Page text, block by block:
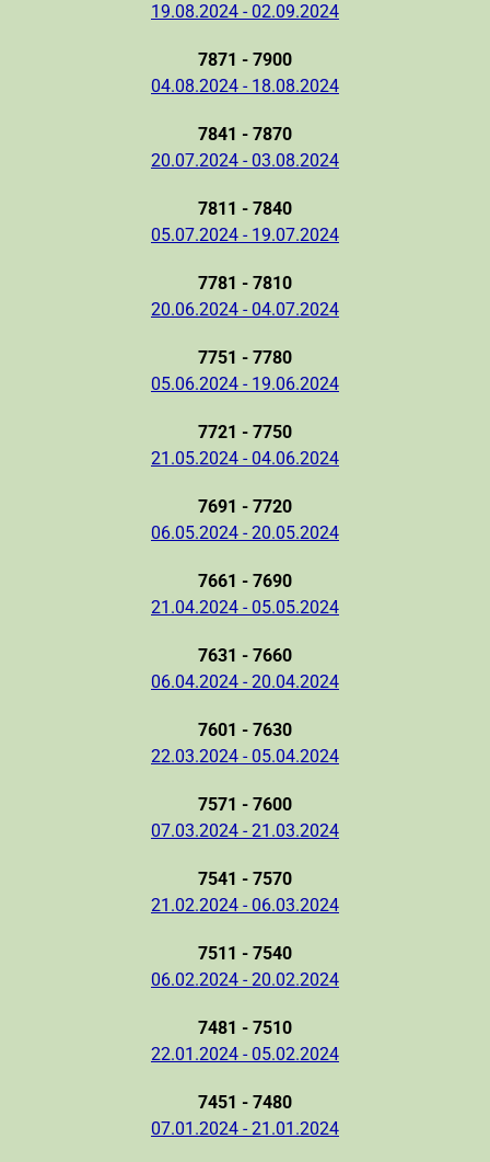
19.08.2024 - 02.09.2024
7871 - 7900
04.08.2024 - 18.08.2024
7841 - 7870
20.07.2024 - 03.08.2024
7811 - 7840
05.07.2024 - 19.07.2024
7781 - 7810
20.06.2024 - 04.07.2024
7751 - 7780
05.06.2024 - 19.06.2024
7721 - 7750
21.05.2024 - 04.06.2024
7691 - 7720
06.05.2024 - 20.05.2024
7661 - 7690
21.04.2024 - 05.05.2024
7631 - 7660
06.04.2024 - 20.04.2024
7601 - 7630
22.03.2024 - 05.04.2024
7571 - 7600
07.03.2024 - 21.03.2024
7541 - 7570
21.02.2024 - 06.03.2024
7511 - 7540
06.02.2024 - 20.02.2024
7481 - 7510
22.01.2024 - 05.02.2024
7451 - 7480
07.01.2024 - 21.01.2024